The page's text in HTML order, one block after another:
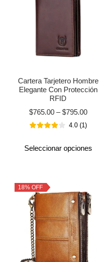
Cartera Tarjetero Hombre
Elegante Con Protección
RFID
$765.00 – $795.00
4.0 (1)
Seleccionar opciones
18% OFF